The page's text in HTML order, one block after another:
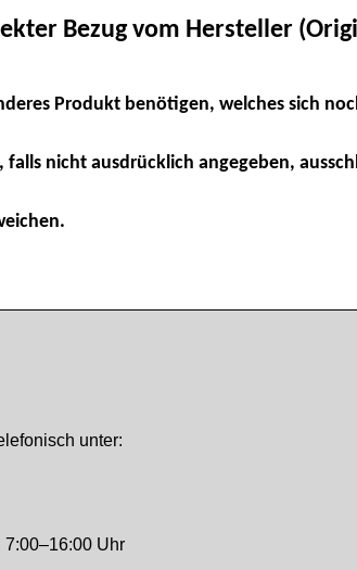
Bezug vom Hersteller
Produkt benötigen, welches sich
nicht ausdrücklich angegeben,
unter:
7:00–16:00 Uhr